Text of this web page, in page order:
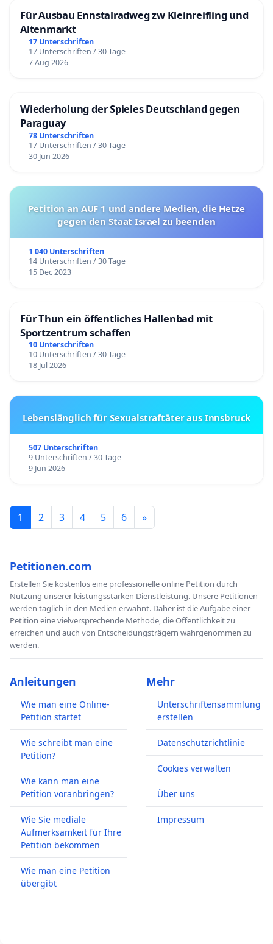
Für Ausbau Ennstalradweg zw Kleinreifling und
Altenmarkt
17 Unterschriften
17 Unterschriften / 30 Tage
7 Aug 2026
Wiederholung der Spieles Deutschland gegen
Paraguay
78 Unterschriften
17 Unterschriften / 30 Tage
30 Jun 2026
Petition an AUF 1 und andere Medien, die Hetze
gegen den Staat Israel zu beenden
1 040 Unterschriften
14 Unterschriften / 30 Tage
15 Dec 2023
Für Thun ein öffentliches Hallenbad mit
Sportzentrum schaffen
10 Unterschriften
10 Unterschriften / 30 Tage
18 Jul 2026
Lebenslänglich für Sexualstraftäter aus Innsbruck
507 Unterschriften
9 Unterschriften / 30 Tage
9 Jun 2026
1 2 3 4 5 6 »
Petitionen.com
Erstellen Sie kostenlos eine professionelle online Petition durch
Nutzung unserer leistungsstarken Dienstleistung. Unsere Petitionen
werden täglich in den Medien erwähnt. Daher ist die Aufgabe einer
Petition eine vielversprechende Methode, die Öffentlichkeit zu
erreichen und auch von Entscheidungsträgern wahrgenommen zu
werden.
Anleitungen
Wie man eine Online-
Petition startet
Wie schreibt man eine
Petition?
Wie kann man eine
Petition voranbringen?
Wie Sie mediale
Aufmerksamkeit für Ihre
Petition bekommen
Wie man eine Petition
übergibt
Mehr
Unterschriftensammlung
erstellen
Datenschutzrichtlinie
Cookies verwalten
Über uns
Impressum